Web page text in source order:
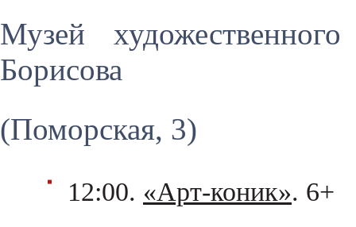
Музей
Борисова
(Поморская, 3)
12:00. «Арт-коник». 6+